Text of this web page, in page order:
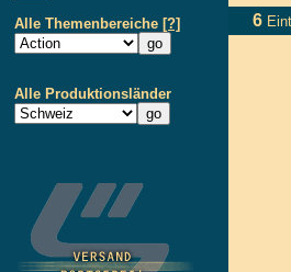
Alle Themenbereiche [?]
Alle Produktionsländer
6